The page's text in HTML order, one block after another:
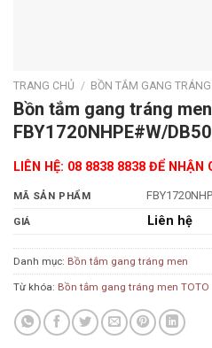
TRANG CHỦ / BỒN TẮM GANG
Bồn tắm gang tráng
FBY1720NHPE#W/
LIÊN HỆ: 08 8838 8838 ĐỂ NHẬN
MÃ SẢN PHẨM
GIÁ Liên hệ
Danh mục: Bồn tắm gang tráng men
Từ khóa: Bồn tắm gang tráng men TOTO